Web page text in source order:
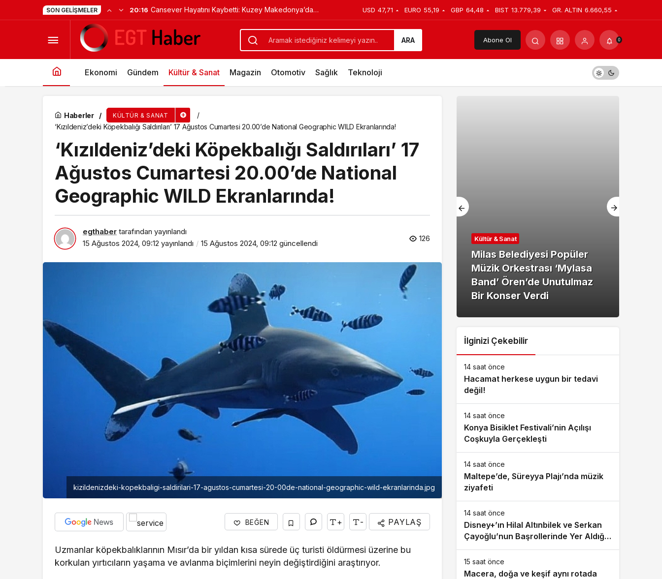
SON GELIŞMELER 15:26 Başkan Çerçioğlu’ndan 7 Eylül Temalı Ödüllü Resim, Şiir
ve Kompozisyon Yarışması
USD 47,71 EURO 55,19 GBP 64,48 BIST 13.779,39 GR. ALTIN 6.660,55
ARA Abone Ol 0
Ekonomi Gündem Kültür & Sanat Magazin Otomotiv Sağlık Teknoloji
Haberler KÜLTÜR & SANAT
‘Kızıldeniz’deki Köpekbalığı Saldırıları’ 17 Ağustos Cumartesi 20.00’de National Geographic WILD Ekranlarında!
‘Kızıldeniz’deki Köpekbalığı Saldırıları’ 17
Ağustos Cumartesi 20.00’de National
Geographic WILD Ekranlarında!
egthaber tarafından yayınlandı
15 Ağustos 2024, 09:12 yayınlandı 15 Ağustos 2024, 09:12 güncellendi 126
kizildenizdeki-kopekbaligi-saldirilari-17-agustos-cumartesi-20-00de-national-geographic-wild-ekranlarinda.jpg
BEĞEN + - PAYLAŞ
Uzmanlar köpekbalıklarının Mısır’da bir yıldan kısa sürede üç turisti öldürmesi üzerine bu
korkulan yırtıcıların yaşama ve avlanma biçimlerini neyin değiştirdiğini araştırıyor.
Magazin
Makedonya’da Toprağa
Eylül Temalı Ödüllü Resim,
Kültür & Sanat
Milas Belediyesi Popüler
Müzik Orkestrası ‘Mylasa
Band’ Ören’de Unutulmaz
Bir Konser Verdi
İlginizi Çekebilir
14 saat önce
Hacamat herkese uygun bir tedavi
değil!
14 saat önce
Konya Bisiklet Festivali’nin Açılışı
Coşkuyla Gerçekleşti
14 saat önce
Maltepe’de, Süreyya Plajı’nda müzik
ziyafeti
14 saat önce
Disney+’ın Hilal Altınbilek ve Serkan
Çayoğlu’nun Başrollerinde Yer Aldığı
“Öngörü” Filminin Teaser Afişleri ve
Merak Uyandıran İlk Tanıtımı
Yayımlandı
15 saat önce
Macera, doğa ve keşif aynı rotada
Huzurevinde Ferfene Eğlencesi